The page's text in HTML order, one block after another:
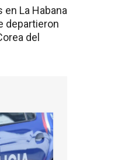
La Habana
departieron
del